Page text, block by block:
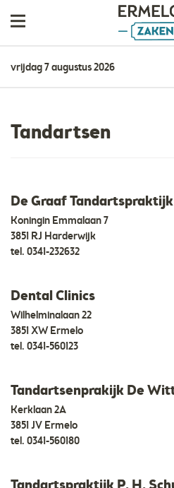
vrijdag 7 augustus 2026
Tandartsen
De Graaf Tandartspraktijk
Koningin Emmalaan 7
3851 RJ Harderwijk
tel. 0341-232632
Dental Clinics
Wilhelminalaan 22
3851 XW Ermelo
tel. 0341-560123
Tandartsenprakijk De
Kerklaan 2A
3851 JV Ermelo
tel. 0341-560180